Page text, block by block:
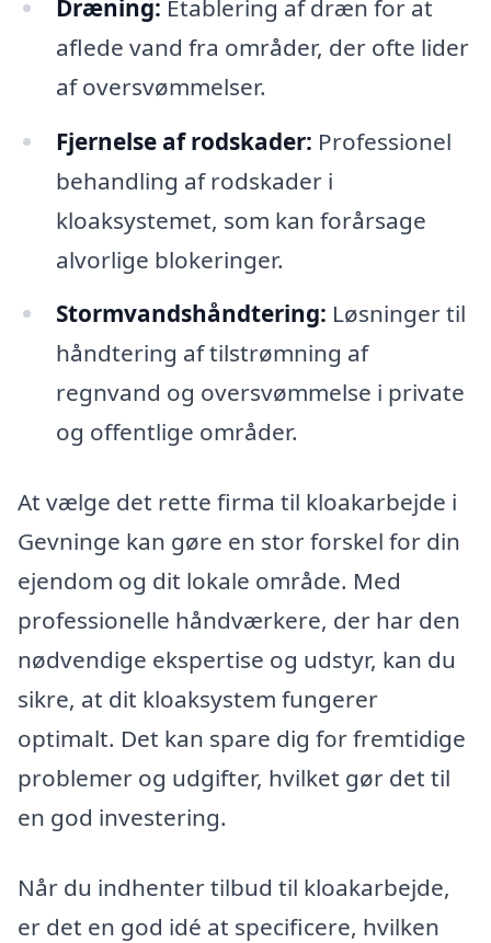
Dræning: Etablering af dræn for at
aflede vand fra områder, der ofte lider
af oversvømmelser.
Fjernelse af rodskader: Professionel
behandling af rodskader i
kloaksystemet, som kan forårsage
alvorlige blokeringer.
Stormvandshåndtering: Løsninger til
håndtering af tilstrømning af
regnvand og oversvømmelse i private
og offentlige områder.
At vælge det rette firma til kloakarbejde i
Gevninge kan gøre en stor forskel for din
ejendom og dit lokale område. Med
professionelle håndværkere, der har den
nødvendige ekspertise og udstyr, kan du
sikre, at dit kloaksystem fungerer
optimalt. Det kan spare dig for fremtidige
problemer og udgifter, hvilket gør det til
en god investering.
Når du indhenter tilbud til kloakarbejde,
er det en god idé at specificere, hvilken